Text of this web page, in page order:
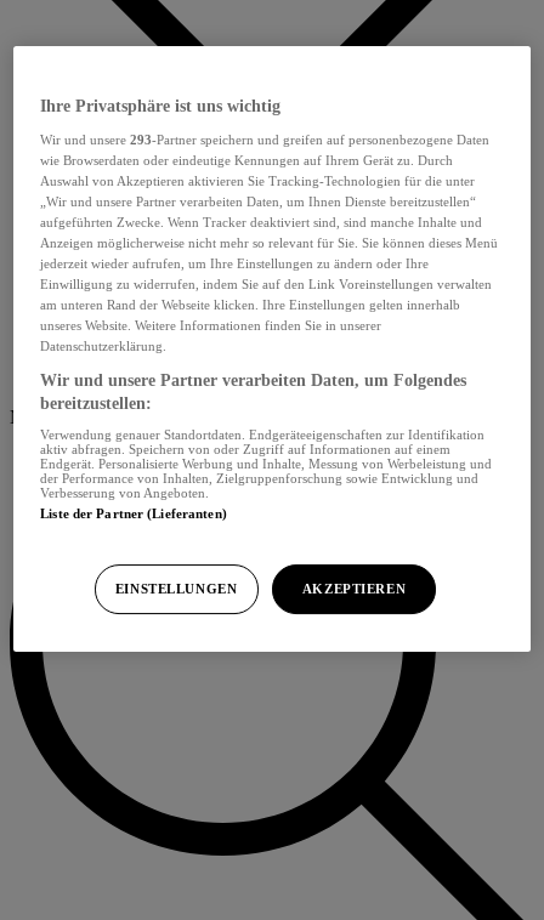
Menü schliessen
Ihre Privatsphäre ist uns wichtig
Wir und unsere293-Partner speichern und greifen auf personenbezogene Daten
wie Browserdaten oder eindeutige Kennungen auf Ihrem Gerät zu. Durch
Auswahl von Akzeptieren aktivieren Sie Tracking-Technologien für die unter
„Wir und unsere Partner verarbeiten Daten, um Ihnen Dienste bereitzustellen“
aufgeführten Zwecke. Wenn Tracker deaktiviert sind, sind manche Inhalte und
Anzeigen möglicherweise nicht mehr so relevant für Sie. Sie können dieses Menü
jederzeit wieder aufrufen, um Ihre Einstellungen zu ändern oder Ihre
Einwilligung zu widerrufen, indem Sie auf den Link Voreinstellungen verwalten
am unteren Rand der Webseite klicken. Ihre Einstellungen gelten innerhalb
unseres Website. Weitere Informationen finden Sie in unserer
Datenschutzerklärung.
Wir und unsere Partner verarbeiten Daten, um Folgendes
bereitzustellen:
Verwendung genauer Standortdaten. Endgeräteeigenschaften zur Identifikation
aktiv abfragen. Speichern von oder Zugriff auf Informationen auf einem
Endgerät. Personalisierte Werbung und Inhalte, Messung von Werbeleistung und
der Performance von Inhalten, Zielgruppenforschung sowie Entwicklung und
Verbesserung von Angeboten.
Liste der Partner (Lieferanten)
EINSTELLUNGEN AKZEPTIEREN